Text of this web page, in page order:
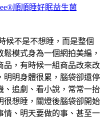
順順睡好眠益生菌
候不是不想睡，而是整個
模式身為一個網拍美編，
品，有時候一組商品改來改
明明身體很累，腦袋卻還停
、追劇、看小說，常常一抬
很想睡，關燈後腦袋卻開始
情、明天要做的事、甚至一